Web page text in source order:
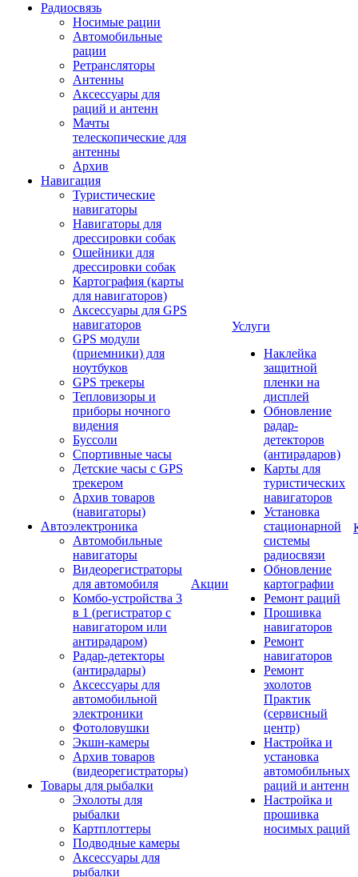
Радиосвязь
Носимые рации
Автомобильные
рации
Ретрансляторы
Антенны
Аксессуары для
раций и антенн
Мачты
телескопические для
антенны
Архив
Навигация
Туристические
навигаторы
Навигаторы для
дрессировки собак
Ошейники для
дрессировки собак
Картография (карты
для навигаторов)
Аксессуары для GPS
навигаторов
GPS модули
(приемники) для
ноутбуков
GPS трекеры
Тепловизоры и
приборы ночного
видения
Буссоли
Спортивные часы
Детские часы с GPS
трекером
Архив товаров
(навигаторы)
Автоэлектроника
Автомобильные
навигаторы
Видеорегистраторы
для автомобиля
Комбо-устройства 3
в 1 (регистратор с
навигатором или
антирадаром)
Радар-детекторы
(антирадары)
Аксессуары для
автомобильной
электроники
Фотоловушки
Экшн-камеры
Архив товаров
(видеорегистраторы)
Товары для рыбалки
Эхолоты для
рыбалки
Картплоттеры
Подводные камеры
Аксессуары для
рыбалки
Акции
Услуги
Наклейка
защитной
пленки на
дисплей
Обновление
радар-
детекторов
(антирадаров)
Карты для
туристических
навигаторов
Установка
стационарной
системы
радиосвязи
Обновление
картографии
Ремонт раций
Прошивка
навигаторов
Ремонт
навигаторов
Ремонт
эхолотов
Практик
(сервисный
центр)
Настройка и
установка
автомобильных
раций и антенн
Настройка и
прошивка
носимых раций